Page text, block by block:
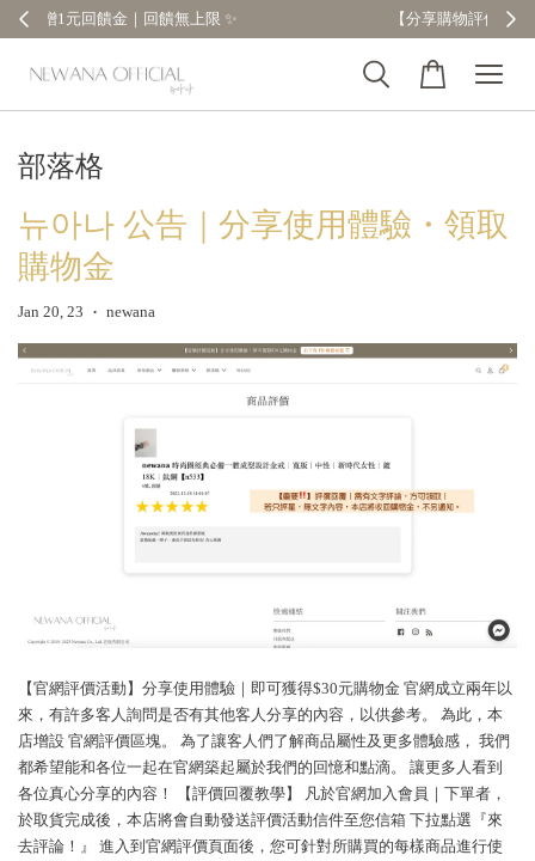
【分享購物評價💬】贈$30元購物金
部落格
뉴아나 公告｜分享使用體驗・領取
購物金
Jan 20, 23 • newana
【官網評價活動】分享使用體驗｜即可獲得$30元購物金 官網成立兩年以
來，有許多客人詢問是否有其他客人分享的內容，以供參考。 為此，本
店增設 官網評價區塊。 為了讓客人們了解商品屬性及更多體驗感， 我們
都希望能和各位一起在官網築起屬於我們的回憶和點滴。 讓更多人看到
各位真心分享的內容！ 【評價回覆教學】 凡於官網加入會員｜下單者，
於取貨完成後，本店將會自動發送評價活動信件至您信箱 下拉點選『來
去評論！』 進入到官網評價頁面後，您可針對所購買的每樣商品進行使